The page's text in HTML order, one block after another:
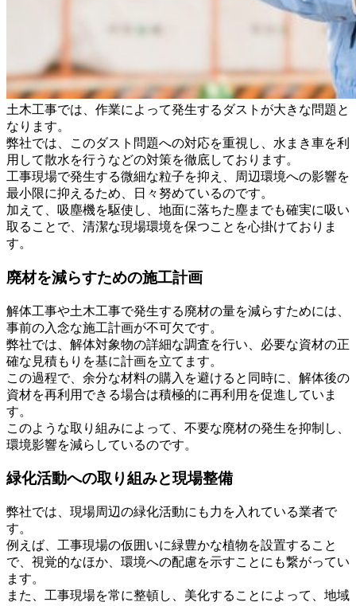
土木工事では、作業によって発生するダストが大きな問題と
なります。
弊社では、このダスト問題への対応を重視し、水まき車を利
用して散水を行うなどの対策を徹底しております。
工事現場で発生する微細な粒子を抑え、周辺環境への影響を
最小限に抑えるため、日々努めているのです。
加えて、吸塵機を駆使し、地面に落ちた塵までも確実に吸い
取ることで、清潔な現場環境を保つことを心掛けておりま
す。
廃材を減らすための施工計画
解体工事や土木工事で発生する廃材の量を減らすためには、
事前の入念な施工計画が不可欠です。
弊社では、解体対象物の詳細な調査を行い、必要な資材の正
確な見積もりを基に計画を立てます。
この過程で、余分な材料の購入を避けると同時に、解体後の
資材を再利用できる場合は積極的に再利用を促進していま
す。
このような取り組みによって、不要な廃材の発生を抑制し、
環境影響を減らしているのです。
緑化活動への取り組みと現場整備
弊社では、現場周辺の緑化活動にも力を入れている業者で
す。
例えば、工事現場の仮囲いに緑豊かな植物を設置すること
で、視覚的なほか、環境への配慮を示すことにも繋がってい
ます。
また、工事現場を常に整頓し、美化することによって、地域